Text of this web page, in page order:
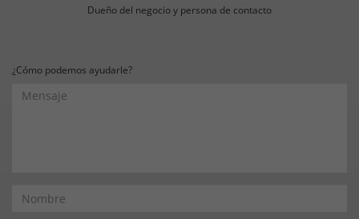
Dueño del negocio y persona de contacto
¿Cómo podemos ayudarle?